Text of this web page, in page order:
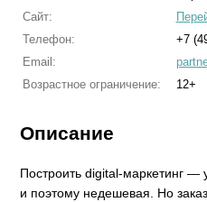
Сайт:
Телефон:
+7
Email:
Возрастное ограничение:
12+
Описание
Построить digital-маркетинг —
и поэтому недешевая. Но